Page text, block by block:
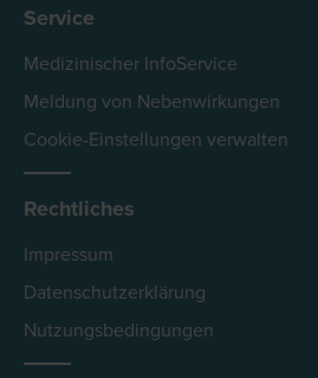
Service
Medizinischer InfoService
Meldung von Nebenwirkungen
Cookie-Einstellungen verwalten
Rechtliches
Impressum
Datenschutzerklärung
Nutzungsbedingungen